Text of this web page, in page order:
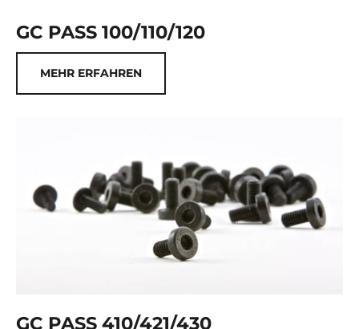
GC PASS 100/110/120
MEHR ERFAHREN
GC PASS 410/421/430